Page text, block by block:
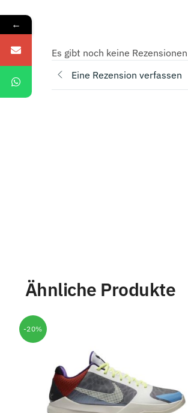
Es gibt noch keine Rezensionen
Eine Rezension verfassen
Ähnliche Produkte
-20%
←